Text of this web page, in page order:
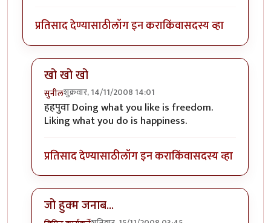
प्रतिसाद देण्यासाठीलॉग इन कराकिंवासदस्य व्हा
खो खो खो
सुनीलशुक्रवार, 14/11/2008 14:01
In reply toअरेरे!!!!byपिवळा डांबिस
हहपुवा Doing what you like is freedom.
Liking what you do is happiness.
प्रतिसाद देण्यासाठीलॉग इन कराकिंवासदस्य व्हा
जो हुक्म जनाब...